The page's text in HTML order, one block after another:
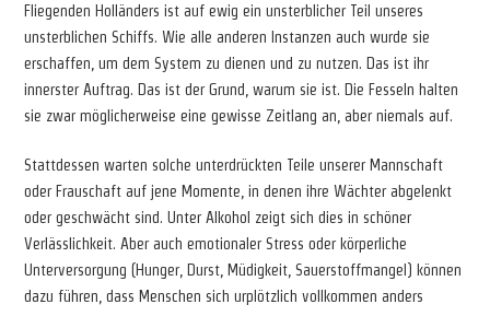
Fliegenden Holländers ist auf ewig ein unsterblicher Teil unseres
unsterblichen Schiffs. Wie alle anderen Instanzen auch wurde sie
erschaffen, um dem System zu dienen und zu nutzen. Das ist ihr
innerster Auftrag. Das ist der Grund, warum sie ist. Die Fesseln halten
sie zwar möglicherweise eine gewisse Zeitlang an, aber niemals auf.
Stattdessen warten solche unterdrückten Teile unserer Mannschaft
oder Frauschaft auf jene Momente, in denen ihre Wächter abgelenkt
oder geschwächt sind. Unter Alkohol zeigt sich dies in schöner
Verlässlichkeit. Aber auch emotionaler Stress oder körperliche
Unterversorgung (Hunger, Durst, Müdigkeit, Sauerstoffmangel) können
dazu führen, dass Menschen sich urplötzlich vollkommen anders